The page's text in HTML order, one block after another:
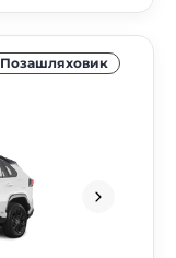
Позашляховик